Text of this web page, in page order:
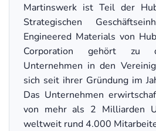
Martinswerk ist Teil der
Strategischen
Engineered Materials von
Corporation gehört zu
Unternehmen in den
sich seit ihrer Gründung im
Das Unternehmen
von mehr als 2 Milliarden
weltweit rund 4.000